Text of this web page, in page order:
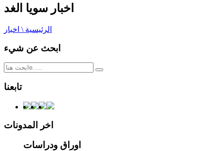
اخبار سويا الغد
الرئيسية \ اخبار
ابحث عن شيء
تابعنا
اخر المدونات
اوراق ودراسات